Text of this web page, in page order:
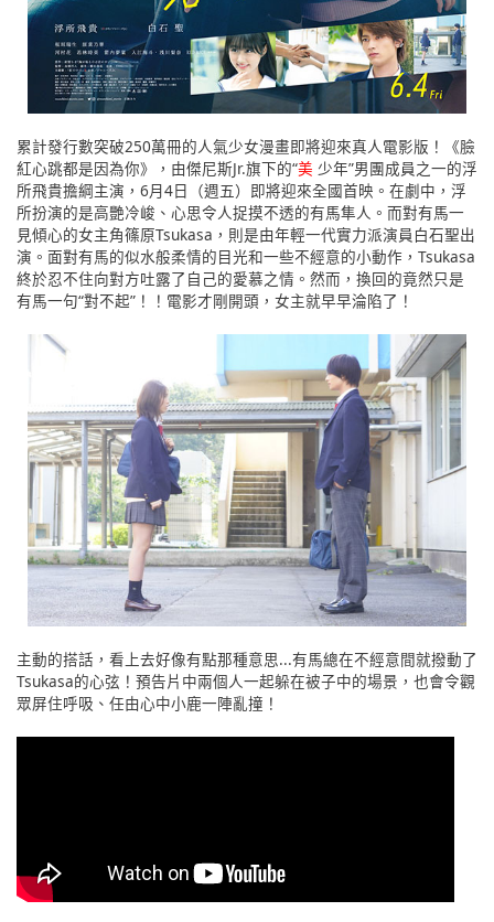
累計發行數突破250萬冊的人氣少女漫畫即將迎來真人電影版！《臉
紅心跳都是因為你》，由傑尼斯Jr.旗下的“美 少年”男團成員之一的浮
所飛貴擔綱主演，6月4日（週五）即將迎來全國首映。在劇中，浮
所扮演的是高艷冷峻、心思令人捉摸不透的有馬隼人。而對有馬一
見傾心的女主角篠原Tsukasa，則是由年輕一代實力派演員白石聖出
演。面對有馬的似水般柔情的目光和一些不經意的小動作，Tsukasa
終於忍不住向對方吐露了自己的愛慕之情。然而，換回的竟然只是
有馬一句“對不起”！！電影才剛開頭，女主就早早淪陷了！
主動的搭話，看上去好像有點那種意思...有馬總在不經意間就撥動了
Tsukasa的心弦！預告片中兩個人一起躲在被子中的場景，也會令觀
眾屏住呼吸、任由心中小鹿一陣亂撞！